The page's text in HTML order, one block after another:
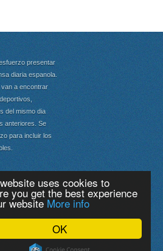
OK
uses cookies to
you get the best experience
website More info
presentar
diaria espanola.
van a encontrar
del mismo dia
anteriores. Se
para incluir los